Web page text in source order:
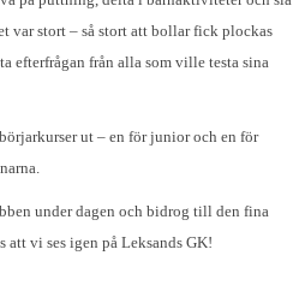
var stort – så stort att bollar fick plockas
efterfrågan från alla som ville testa sina
ut – en för junior och en för
under dagen och bidrog till den fina
att vi ses igen på Leksands GK!